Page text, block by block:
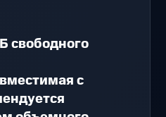
свободного
с